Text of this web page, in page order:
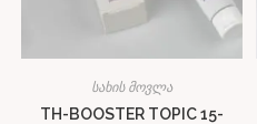
სახის მოვლა
TH-BOOSTER TOPIC 15-